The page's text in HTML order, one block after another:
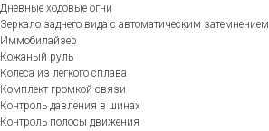
Дневные ходовые огни
Зеркало заднего вида с автоматическим затемнением
Иммобилайзер
Кожаный руль
Колеса из легкого сплава
Комплект громкой связи
Контроль давления в шинах
Контроль полосы движения